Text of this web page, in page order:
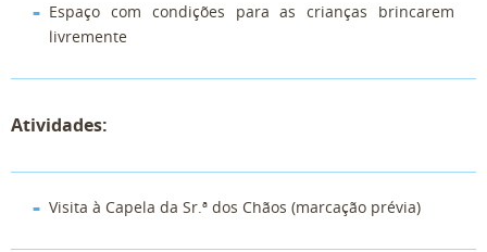
Espaço com condições para as crianças brincarem
livremente
Atividades:
Visita à Capela da Sr.ª dos Chãos (marcação prévia)